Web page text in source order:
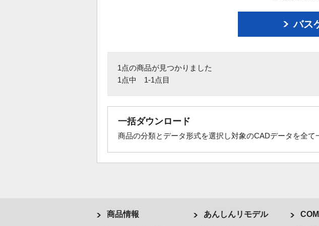
バス
1点の商品が見つかりました
1点中 1-1点目
一括ダウンロード
商品の分類とデータ形式を選択し対象のCADデータを全て
商品情報 あんしんリモデル